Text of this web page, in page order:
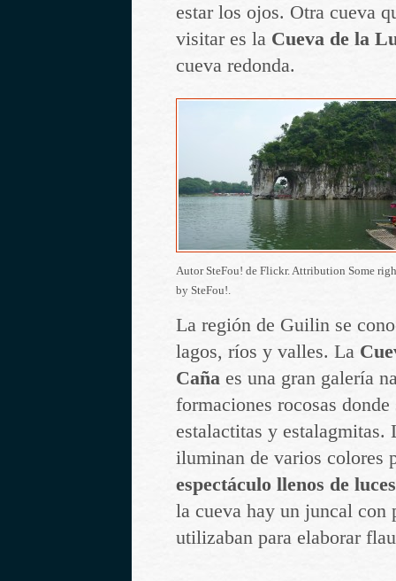
estar los ojos. Otra cueva
visitar es la Cueva de la
cueva redonda.
Autor SteFou! de Flickr. Attribution Some
by SteFou!.
La región de Guilin se
lagos, ríos y valles. La
Caña es una gran galería
formaciones rocosas donde
estalactitas y estalagmitas.
iluminan de varios colores
espectáculo llenos de
la cueva hay un juncal con
utilizaban para elaborar